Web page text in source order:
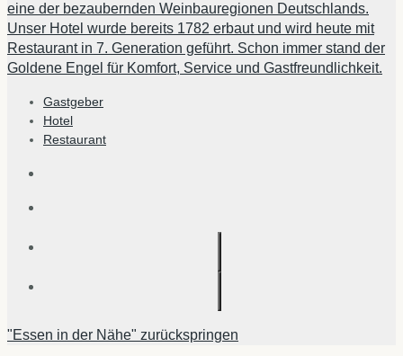
eine der bezaubernden Weinbauregionen Deutschlands.
Unser Hotel wurde bereits 1782 erbaut und wird heute mit
Restaurant in 7. Generation geführt. Schon immer stand der
Goldene Engel für Komfort, Service und Gastfreundlichkeit.
Gastgeber
Hotel
Restaurant
"Essen in der Nähe" zurückspringen